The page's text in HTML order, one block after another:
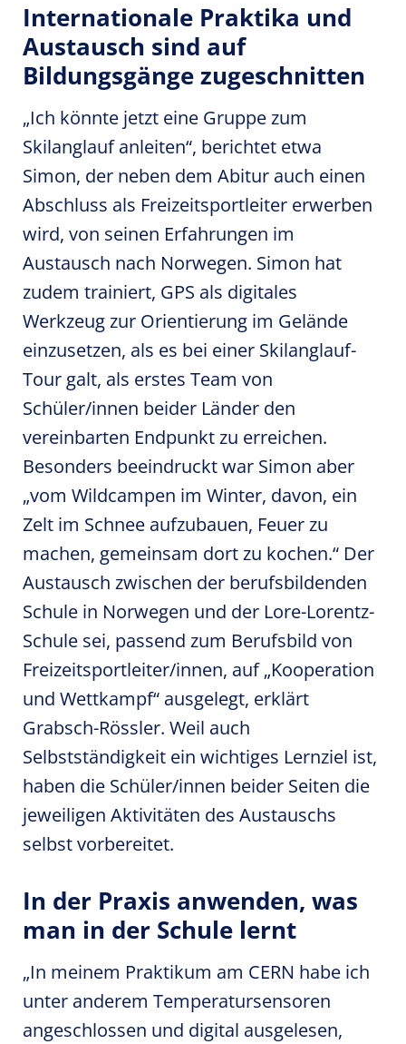
Internationale Praktika und
Austausch sind auf
Bildungsgänge zugeschnitten
„Ich könnte jetzt eine Gruppe zum
Skilanglauf anleiten“, berichtet etwa
Simon, der neben dem Abitur auch einen
Abschluss als Freizeitsportleiter erwerben
wird, von seinen Erfahrungen im
Austausch nach Norwegen. Simon hat
zudem trainiert, GPS als digitales
Werkzeug zur Orientierung im Gelände
einzusetzen, als es bei einer Skilanglauf-
Tour galt, als erstes Team von
Schüler/innen beider Länder den
vereinbarten Endpunkt zu erreichen.
Besonders beeindruckt war Simon aber
„vom Wildcampen im Winter, davon, ein
Zelt im Schnee aufzubauen, Feuer zu
machen, gemeinsam dort zu kochen.“ Der
Austausch zwischen der berufsbildenden
Schule in Norwegen und der Lore-Lorentz-
Schule sei, passend zum Berufsbild von
Freizeitsportleiter/innen, auf „Kooperation
und Wettkampf“ ausgelegt, erklärt
Grabsch-Rössler. Weil auch
Selbstständigkeit ein wichtiges Lernziel ist,
haben die Schüler/innen beider Seiten die
jeweiligen Aktivitäten des Austauschs
selbst vorbereitet.
In der Praxis anwenden, was
man in der Schule lernt
„In meinem Praktikum am CERN habe ich
unter anderem Temperatursensoren
angeschlossen und digital ausgelesen,